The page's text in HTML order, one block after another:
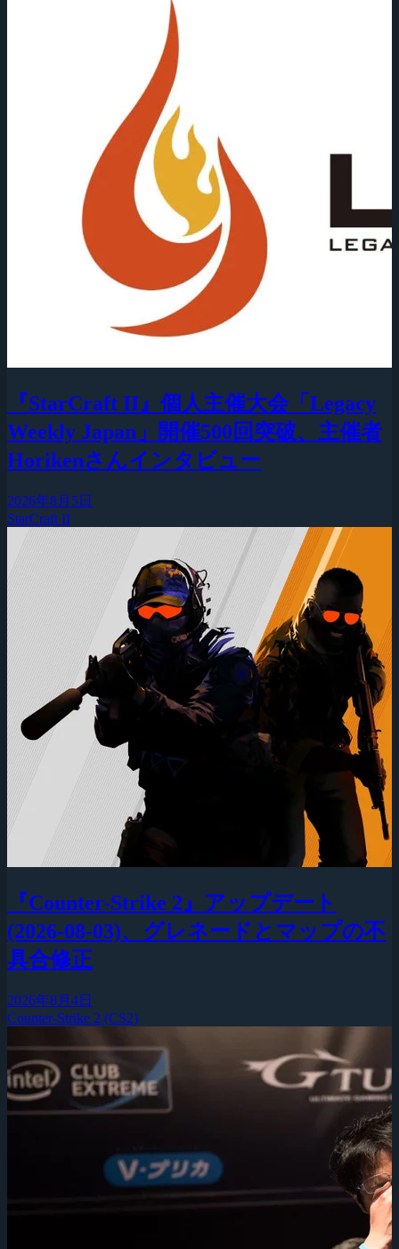
『StarCraft II』個人主催大会「Legacy
Weekly Japan」開催500回突破、主催者
Horikenさんインタビュー
2026年8月5日
StarCraft II
『Counter-Strike 2』アップデート
(2026-08-03)、グレネードとマップの不
具合修正
2026年8月4日
Counter-Strike 2 (CS2)